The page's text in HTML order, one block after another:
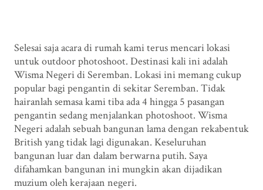
Selesai saja acara di rumah kami terus mencari lokasi
untuk outdoor photoshoot. Destinasi kali ini adalah
Wisma Negeri di Seremban. Lokasi ini memang cukup
popular bagi pengantin di sekitar Seremban. Tidak
hairanlah semasa kami tiba ada 4 hingga 5 pasangan
pengantin sedang menjalankan photoshoot. Wisma
Negeri adalah sebuah bangunan lama dengan rekabentuk
British yang tidak lagi digunakan. Keseluruhan
bangunan luar dan dalam berwarna putih. Saya
difahamkan bangunan ini mungkin akan dijadikan
muzium oleh kerajaan negeri.